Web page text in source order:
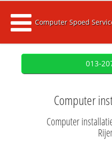
Computer Spoed
013-
Computer
Computer